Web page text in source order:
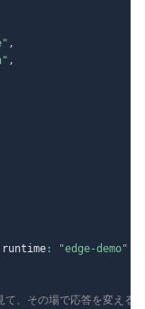
,
,
runtime : "edge-demo"
、その場で応答を変える